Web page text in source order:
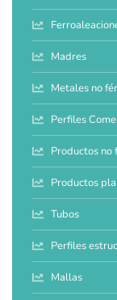
Madres
Metales no
Perfiles
Productos no
Productos
Tubos
Perfiles
Mallas